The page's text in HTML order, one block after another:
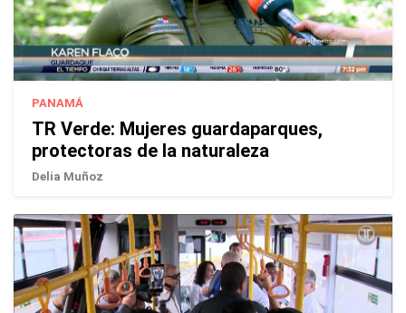
PANAMÁ
TR Verde: Mujeres guardaparques,
protectoras de la naturaleza
Delia Muñoz